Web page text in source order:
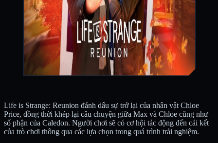
Life is Strange: Reunion đánh dấu sự trở lại của nhân vật Chloe
Price, đồng thời khép lại câu chuyện giữa Max và Chloe cũng như
số phận của Caledon. Người chơi sẽ có cơ hội tác động đến cái kết
của trò chơi thông qua các lựa chọn trong quá trình trải nghiệm.